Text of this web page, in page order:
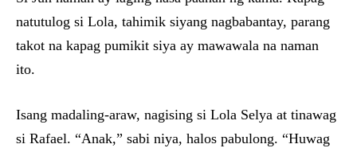
natutulog si Lola, tahimik siyang nagbabantay, parang
takot na kapag pumikit siya ay mawawala na naman
ito.
Isang madaling-araw, nagising si Lola Selya at tinawag
si Rafael. “Anak,” sabi niya, halos pabulong. “Huwag